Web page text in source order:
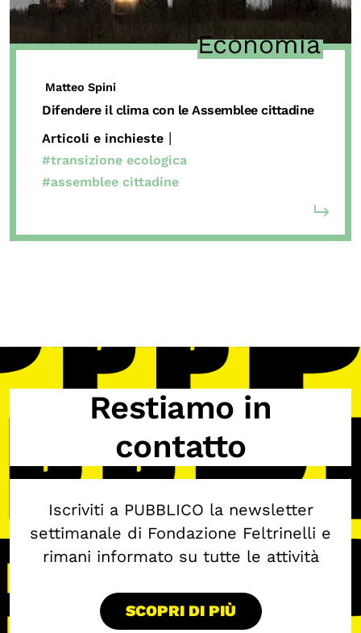
Biblioteca
Mostre digitali
I CONTENUTI
Progetti Nazionali
Progetti Internazionali
Storie di Resistenza, ottant’anni dopo
OLTRE LA SCUOLA
Attività per bambine e bambini
Programmi per le scuole
Under25
Classici del Pensiero Politico
Master e Executive Program
Economia
Matteo Spini
Difendere il clima con le Assemblee cittadine
Articoli e inchieste |
#transizione ecologica
#assemblee cittadine
Restiamo in
contatto
Iscriviti a PUBBLICO la newsletter
settimanale di Fondazione Feltrinelli e
rimani informato su tutte le attività
SCOPRI DI PIÙ